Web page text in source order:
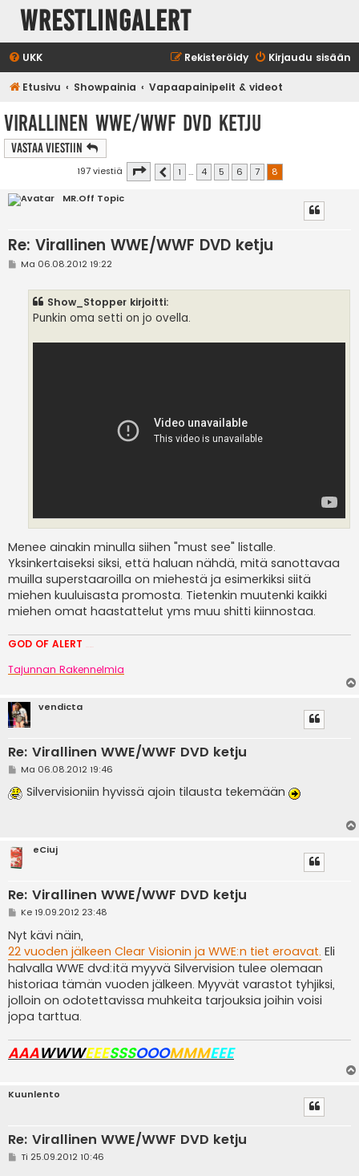
WrestlingAlert
UKK Kirjaudu sisään
Rekisteröidy
Etusivu Showpainia Vapaapainipelit & videot
Virallinen WWE/WWF DVD ketju
Vastaa Viestiin
197 viestiä Sivu 8
Edellinen
1 … 4 5 6 7 8
MR.Off Topic
Re: Virallinen WWE/WWF DVD ketju
VMa 06.08.2012 19:22
Show_Stopper kirjoitti:
Punkin oma setti on jo ovella.
Menee ainakin minulla siihen "must see" listalle.
Yksinkertaiseksi siksi, että haluan nähdä, mitä sanottavaa
muilla superstaaroilla on miehestä ja esimerkiksi siitä
miehen kuuluisasta promosta. Tietenkin muutenki kaikki
miehen omat haastattelut yms muu shitti kiinnostaa.
GOD OF ALERT
Tajunnan Rakennelmia
vendicta
Re: Virallinen WWE/WWF DVD ketju
V
e
s
Ma 06.08.2012 19:46
Silvervisioniin hyvissä ajoin tilausta tekemään
eCiuj
Re: Virallinen WWE/WWF DVD ketju
V
e
s
t
i
Ke 19.09.2012 23:48
Nyt kävi näin,
22 vuoden jälkeen Clear Visionin ja WWE:n tiet eroavat. Eli
halvalla WWE dvd:itä myyvä Silvervision tulee olemaan
historiaa tämän vuoden jälkeen. Myyvät varastot tyhjiksi,
jolloin on odotettavissa muhkeita tarjouksia joihin voisi
jopa tarttua.
AAAWWWEEESSSOOOMMMEEE
Kuunlento
Re: Virallinen WWE/WWF DVD ketju
VTi 25.09.2012 10:46